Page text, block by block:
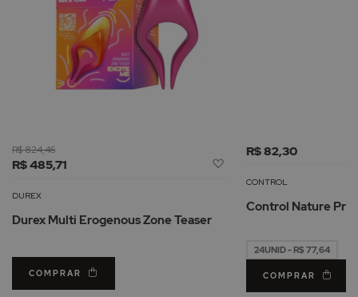
R$ 485,71
R$ 824,46
DUREX
Durex Multi Erogenous Zone Teaser
COMPRAR
R$ 82,30
CONTROL
Control Nature
24UNID - R$ 77,64
COMPRAR